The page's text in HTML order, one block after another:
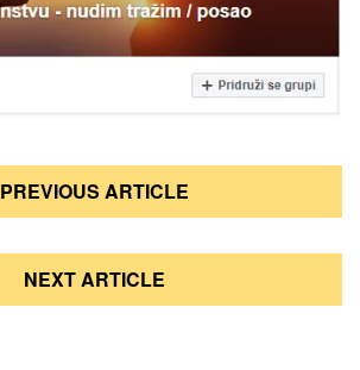
PREVIOUS ARTICLE
NEXT ARTICLE